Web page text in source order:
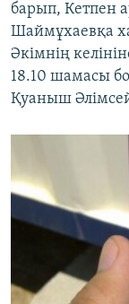
барып, Кетпен
Шаймұхаевқа
Әкімнің
18.10 шамасы
Қуаныш